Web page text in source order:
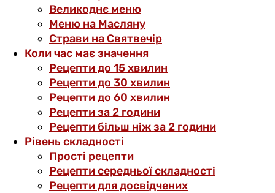
Великоднє меню
Меню на Масляну
Страви на Святвечір
Коли час має значення
Рецепти до 15 хвилин
Рецепти до 30 хвилин
Рецепти до 60 хвилин
Рецепти за 2 години
Рецепти більш ніж за 2 години
Рівень складності
Прості рецепти
Рецепти середньої складності
Рецепти для досвідчених